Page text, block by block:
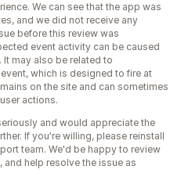
We can see that the app was
and we did not receive any
before this review was
event activity can be caused
may also be related to
which is designed to fire at
on the site and can sometimes
actions.
and would appreciate the
If you're willing, please reinstall
team. We'd be happy to review
help resolve the issue as